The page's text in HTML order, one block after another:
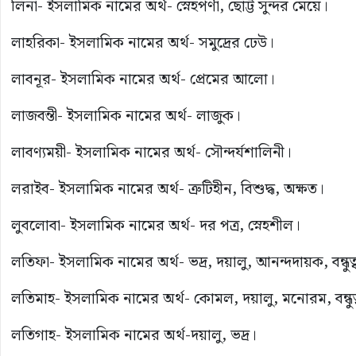
লিনা- ইসলামিক নামের অর্থ- স্নেহপর্ণা, ছোট্ট সুন্দর মেয়ে।
লাহরিকা- ইসলামিক নামের অর্থ- সমুদ্রের ঢেউ।
লাবনূর- ইসলামিক নামের অর্থ- প্রেমের আলো।
লাজবন্তী- ইসলামিক নামের অর্থ- লাজুক।
লাবণ্যময়ী- ইসলামিক নামের অর্থ- সৌন্দর্যশালিনী।
লরাইব- ইসলামিক নামের অর্থ- ত্রুটিহীন, বিশুদ্ধ, অক্ষত।
লুবলোবা- ইসলামিক নামের অর্থ- দর পত্র, স্নেহশীল।
লতিফা- ইসলামিক নামের অর্থ- ভদ্র, দয়ালু, আনন্দদায়ক,
লতিমাহ- ইসলামিক নামের অর্থ- কোমল, দয়ালু, মনোরম,
লতিগাহ- ইসলামিক নামের অর্থ-দয়ালু, ভদ্র।